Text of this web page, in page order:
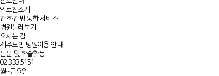
의료진소개
간호·간병 통합 서비스
병원둘러보기
오시는 길
제주도민 병원이용 안내
논문 및 학술활동
02.333.5151
월~금요일